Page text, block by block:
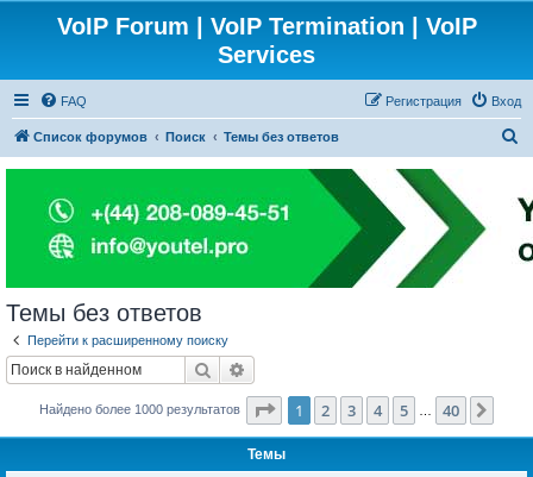
VoIP Forum | VoIP Termination | VoIP
Services
FAQ Вход
Регистрация
Список форумов Поиск Темы без ответов
с
к
Темы без ответов
Перейти к расширенному поиску
Поиск
Найдено более 1000 результатов Страница из 40
1 2 3 4 5 40
Темы